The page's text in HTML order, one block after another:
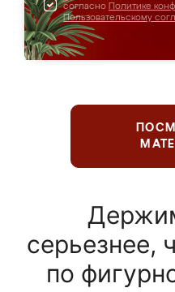
согласно Политике
Пользовательскому
серьезнее,
по